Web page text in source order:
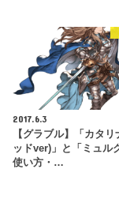
2017.6.3
【グラブル】「カタ
ッドver)」と「ミュル
使い方・…